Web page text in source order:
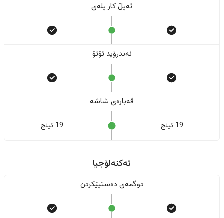
ئەپڵ کار پلەی
ئەندرۆید ئۆتۆ
قەبارەی شاشە
19 ئینج 19 ئینج
تەکنەلۆجیا
دوگمەی دەستپێکردن